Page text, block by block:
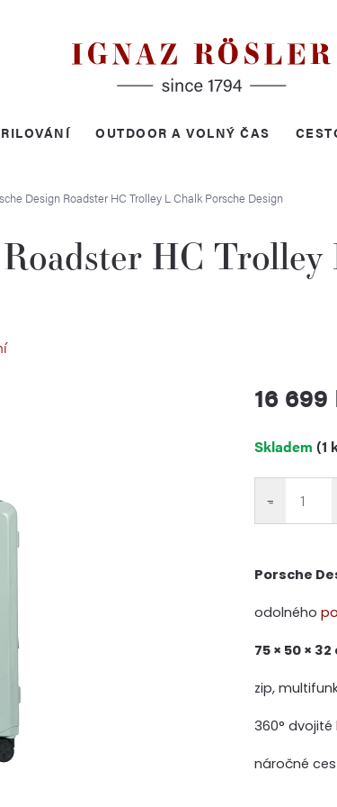
OUTDOOR A VOLNÝ ČAS
Design Roadster HC Trolley L Chalk Porsche Design
HC
16 699
cena:
Skladem (1
−
Porsche
odolného
75 × 50 × 32
zip,
360° dvojité
náročné